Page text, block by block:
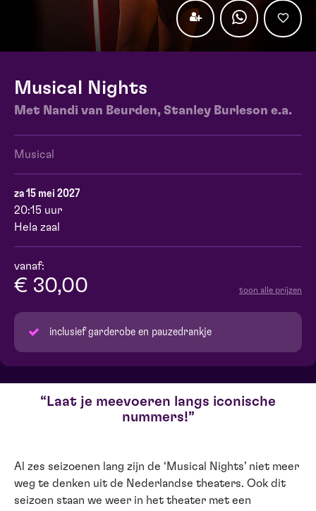
Musical Nights
Met Nandi van Beurden, Stanley Burleson e.a.
Musical
za 15 mei 2027
20:15 uur
Hela zaal
vanaf:
€ 30,00 toon alle prijzen
inclusief garderobe en pauzedrankje
Laat je meevoeren langs iconische
nummers!
Al zes seizoenen lang zijn de ‘Musical Nights’ niet meer
weg te denken uit de Nederlandse theaters. Ook dit
seizoen staan we weer in het theater met een